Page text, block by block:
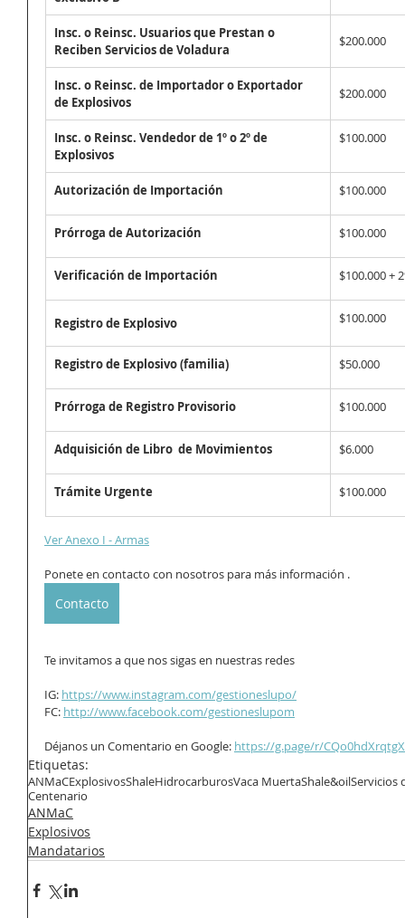
Insc. o Reinsc. Usuarios que Prestan o
Reciben Servicios de Voladura
$200.000
Insc. o Reinsc. de Importador o Exportador
de Explosivos
$200.000
Insc. o Reinsc. Vendedor de 1º o 2º de
Explosivos
$100.000
Autorización de Importación $100.000
Prórroga de Autorización $100.000
Verificación de Importación $100.000 +
Registro de Explosivo $100.000
Registro de Explosivo (familia) $50.000
Prórroga de Registro Provisorio $100.000
Adquisición de Libro  de Movimientos $6.000
Trámite Urgente $100.000
Ver Anexo I - Armas
Ponete en contacto con nosotros para más información .
Contacto
Te invitamos a que nos sigas en nuestras redes
IG: https://www.instagram.com/gestioneslupo/
FC: http://www.facebook.com/gestioneslupom
Déjanos un Comentario en Google: https://g.page/r/
Etiquetas:
ANMaCExplosivosShaleHidrocarburosVaca MuertaShale&oilServicios
Centenario
ANMaC
Explosivos
Mandatarios